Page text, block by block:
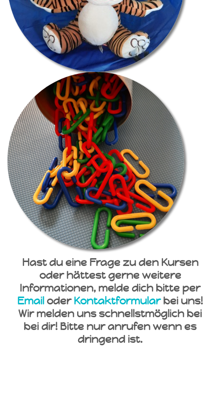
Hast du eine Frage zu den Kursen
oder hättest gerne weitere
Informationen, melde dich bitte per
EmailoderKontaktformularbei uns!
Wir melden uns schnellstmöglich bei
bei dir! Bitte nur anrufen wenn es
dringend ist.